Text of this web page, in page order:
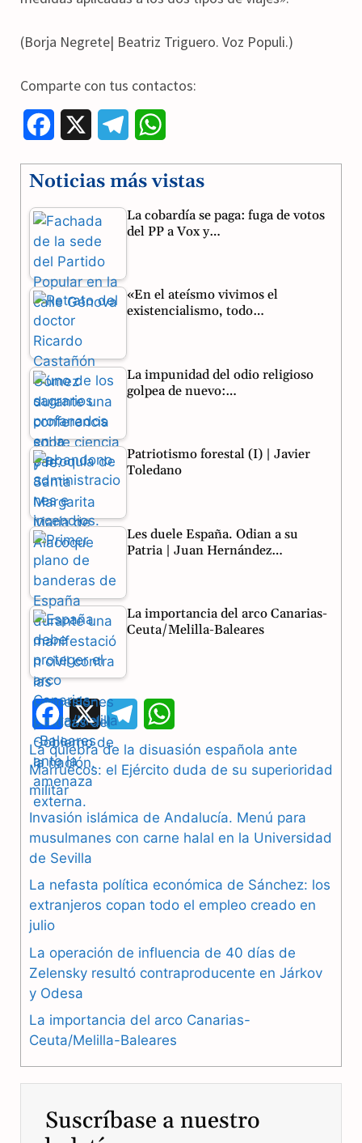
(Borja Negrete| Beatriz Triguero. Voz Populi.)
Comparte con tus contactos:
c
e
b
o
o
k
l
e
a
a
t
p
Noticias más vistas
La cobardía se paga: fuga de votos
del PP a Vox y…
«En el ateísmo vivimos el
existencialismo, todo…
La impunidad del odio religioso
golpea de nuevo:…
Patriotismo forestal (I) | Javier
Toledano
Les duele España. Odian a su
Patria | Juan Hernández…
La importancia del arco Canarias-
Ceuta/Melilla-Baleares
F
a
c
e
b
o
o
X
e
l
g
a
h
a
s
p
La quiebra de la disuasión española ante
Marruecos: el Ejército duda de su superioridad
militar
Invasión islámica de Andalucía. Menú para
musulmanes con carne halal en la Universidad
de Sevilla
La nefasta política económica de Sánchez: los
extranjeros copan todo el empleo creado en
julio
La operación de influencia de 40 días de
Zelensky resultó contraproducente en Járkov
y Odesa
La importancia del arco Canarias-
Ceuta/Melilla-Baleares
Suscríbase a nuestro